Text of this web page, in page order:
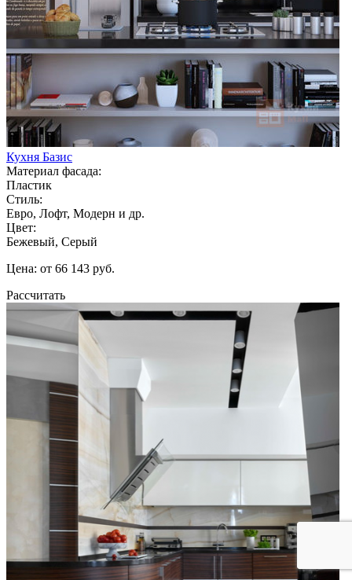
Кухня Базис
Материал фасада:
Пластик
Стиль:
Евро, Лофт, Модерн и др.
Цвет:
Бежевый, Серый
Цена: от 66 143 руб.
Рассчитать